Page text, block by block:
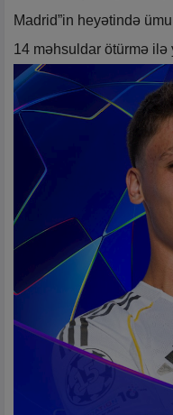
Madrid”in heyətində
14 məhsuldar ötürmə ilə